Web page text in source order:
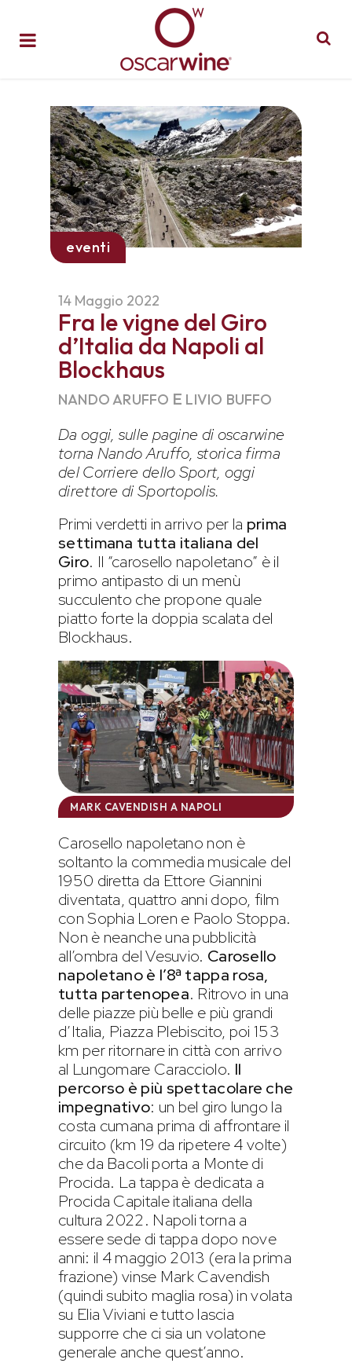
eventi
14 Maggio 2022
Fra le vigne del Giro
d’Italia da Napoli al
Blockhaus
NANDO ARUFFO E LIVIO BUFFO
Da oggi, sulle pagine di oscarwine
torna Nando Aruffo, storica firma
del Corriere dello Sport, oggi
direttore di Sportopolis.
Primi verdetti in arrivo per la prima
settimana tutta italiana del
Giro. Il “carosello napoletano” è il
primo antipasto di un menù
succulento che propone quale
piatto forte la doppia scalata del
Blockhaus.
MARK CAVENDISH A NAPOLI
Carosello napoletano non è
soltanto la commedia musicale del
1950 diretta da Ettore Giannini
diventata, quattro anni dopo, film
con Sophia Loren e Paolo Stoppa.
Non è neanche una pubblicità
all’ombra del Vesuvio. Carosello
napoletano è l’8ª tappa rosa,
tutta partenopea. Ritrovo in una
delle piazze più belle e più grandi
d’Italia, Piazza Plebiscito, poi 153
km per ritornare in città con arrivo
al Lungomare Caracciolo. Il
percorso è più spettacolare che
impegnativo: un bel giro lungo la
costa cumana prima di affrontare il
circuito (km 19 da ripetere 4 volte)
che da Bacoli porta a Monte di
Procida. La tappa è dedicata a
Procida Capitale italiana della
cultura 2022. Napoli torna a
essere sede di tappa dopo nove
anni: il 4 maggio 2013 (era la prima
frazione) vinse Mark Cavendish
(quindi subito maglia rosa) in volata
su Elia Viviani e tutto lascia
supporre che ci sia un volatone
generale anche quest’anno.